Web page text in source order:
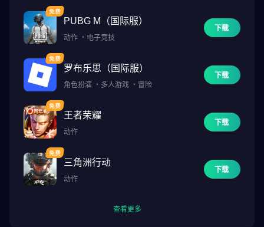
PUBG M（国际服）
动作 ・ 电子竞技
下载
罗布乐思（国际服）
角色扮演 ・ 多人游戏 ・ 冒险
下载
王者荣耀
动作
下载
三角洲行动
动作
下载
查看更多